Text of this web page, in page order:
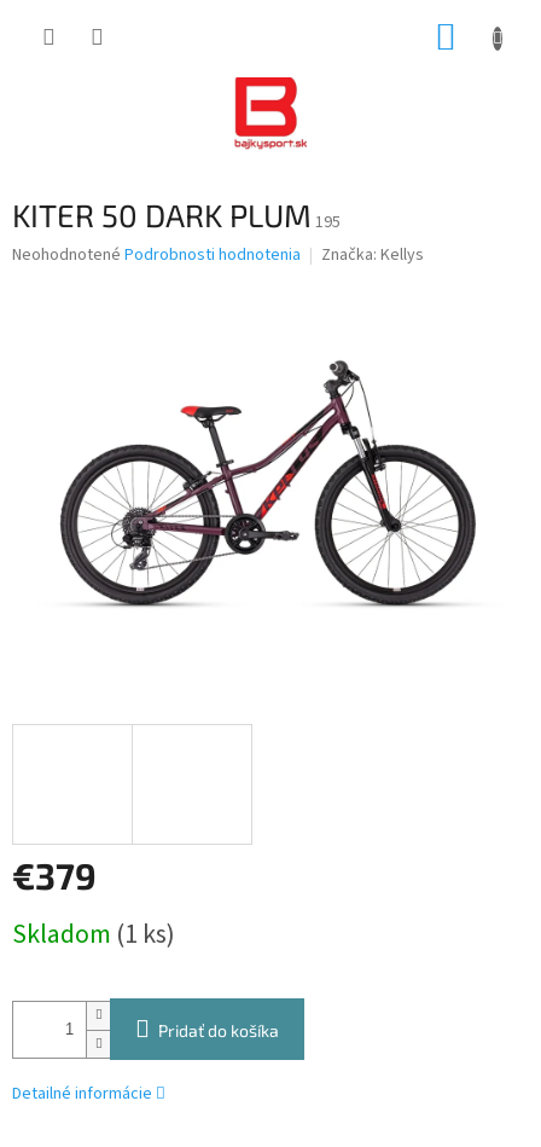
KITER 50 DARK PLUM 195
Priemerné
Neohodnotené Podrobnosti hodnotenia Značka: Kellys
€379
cena:
Skladom (1 ks)
Pridať do košíka
Detailné informácie